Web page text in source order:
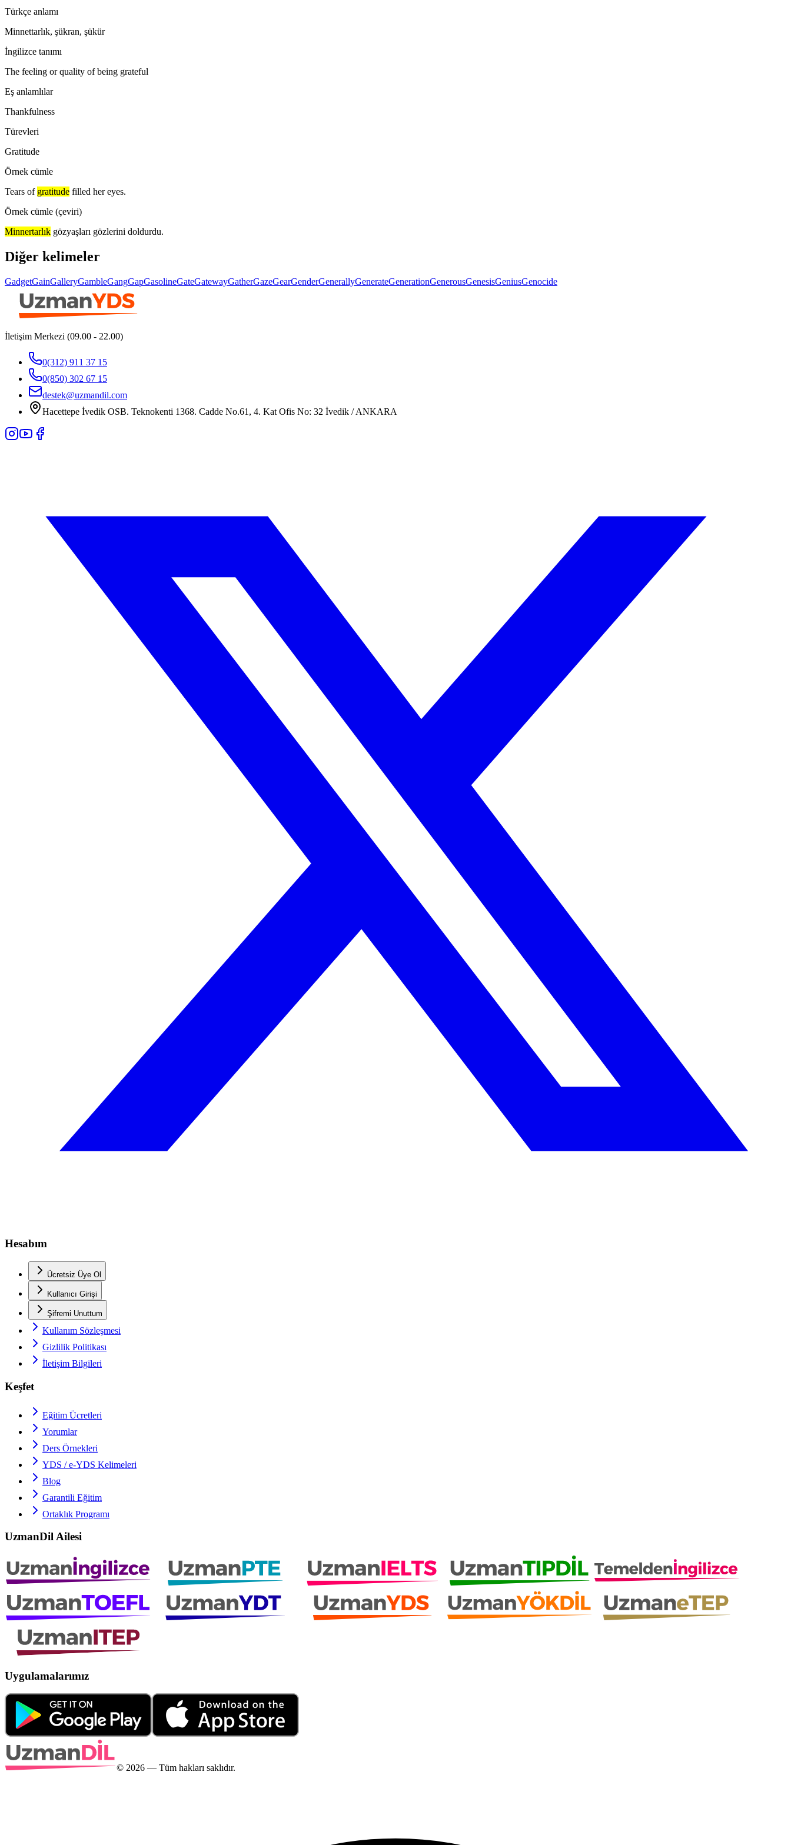
Türkçe anlamı
Minnettarlık, şükran, şükür
İngilizce tanımı
The feeling or quality of being grateful
Eş anlamlılar
Thankfulness
Türevleri
Gratitude
Örnek cümle
Tears of gratitude filled her eyes.
Örnek cümle (çeviri)
Minnertarlık gözyaşları gözlerini doldurdu.
Diğer kelimeler
GadgetGainGalleryGambleGangGapGasolineGateGatewayGatherGazeGearGenderGenerallyGenerateGenerationGenerousGenesisGeniusGenocide
İletişim Merkezi (09.00 - 22.00)
0(312) 911 37 15
0(850) 302 67 15
destek@uzmandil.com
Hacettepe İvedik OSB. Teknokenti 1368. Cadde No.61, 4. Kat Ofis No: 32 İvedik / ANKARA
Hesabım
Ücretsiz Üye Ol
Kullanıcı Girişi
Şifremi Unuttum
Kullanım Sözleşmesi
Gizlilik Politikası
İletişim Bilgileri
Keşfet
Eğitim Ücretleri
Yorumlar
Ders Örnekleri
YDS / e-YDS Kelimeleri
Blog
Garantili Eğitim
Ortaklık Programı
UzmanDil Ailesi
Uygulamalarımız
© 2026 — Tüm hakları saklıdır.